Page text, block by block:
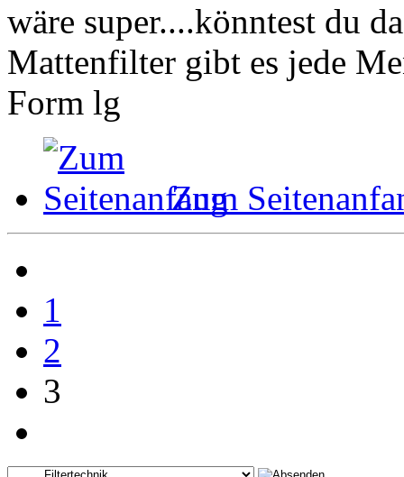
wäre super....könntest du
Mattenfilter gibt es jede
Form lg
Zum
1
2
3